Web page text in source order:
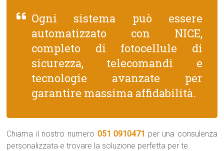
Ogni sistema può essere
automatizzato con NICE,
completo di fotocellule di
sicurezza, telecomandi e
tecnologie avanzate per
garantire massima affidabilità.
Chiama il nostro numero 051 0910471 per una consulenza
personalizzata e trovare la soluzione perfetta per te.